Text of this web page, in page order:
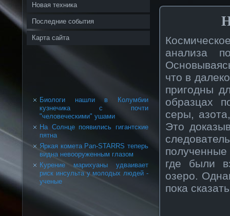
Новая техника
Последние события
Карта сайта
Биологи нашли в Колумбии
кузнечика с почти
"человеческими" ушами
На Солнце появились гигантские
пятна
Яркая комета Pan-STARRS теперь
видна невооруженным глазом
Курение марихуаны удваивает
риск инсульта у молодых людей -
ученые
анализа
что в
пригодны
образцах
серы,
Это
где были
озеро.
пока